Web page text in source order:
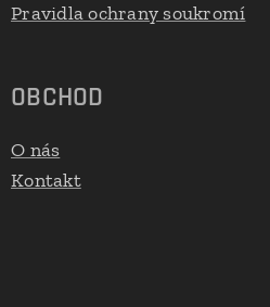
Pravidla ochrany soukromí
OBCHOD
O nás
Kontakt